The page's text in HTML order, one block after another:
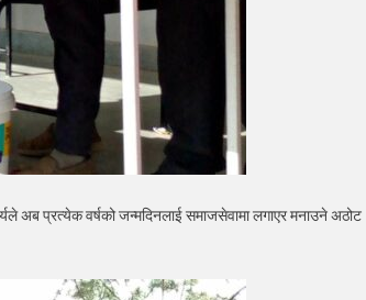
अब प्रत्येक वर्षको जन्मदिनलाई समाजसेवामा लगाएर मनाउने अठोट